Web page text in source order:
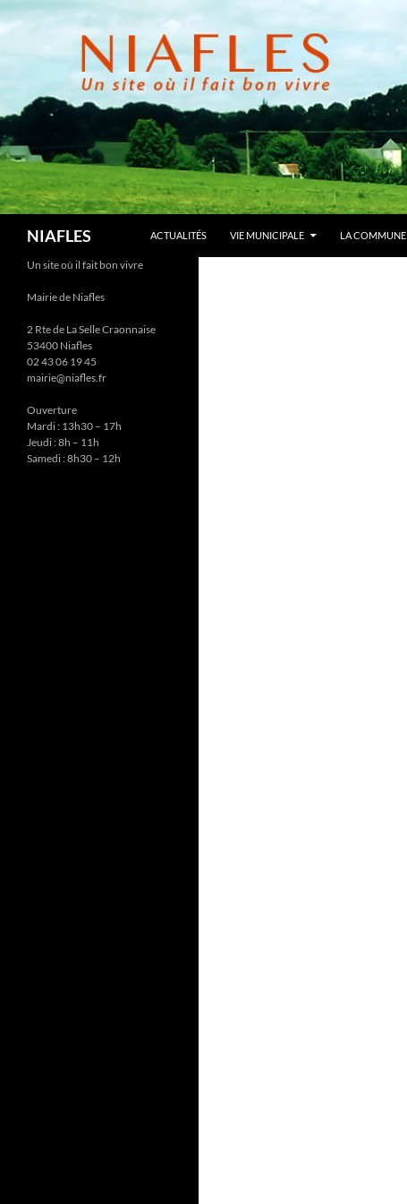
Aller
contenu
NIAFLES ACTUALITÉS VIE MUNICIPALE LA COMMUNE
Un site où il fait bon vivre
Mairie de Niafles
2 Rte de La Selle Craonnaise
53400 Niafles
02 43 06 19 45
mairie@niafles.fr
Ouverture
Mardi : 13h30 – 17h
Jeudi : 8h – 11h
Samedi : 8h30 – 12h